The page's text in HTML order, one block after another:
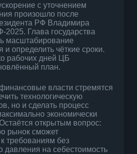
с уточнением
произошло после
РФ Владимира
Глава государства
масштабирование
и определить чёткие сроки.
рабочих дней ЦБ
план.
власти стремятся
технологическую
но и сделать процесс
экономически
открытым вопрос:
рынок сможет
требованиям без
давления на себестоимость